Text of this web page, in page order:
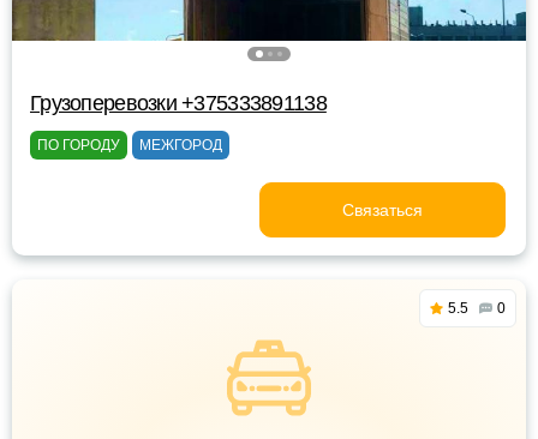
Грузоперевозки +375333891138
ПО ГОРОДУ МЕЖГОРОД
Связаться
5.5 0